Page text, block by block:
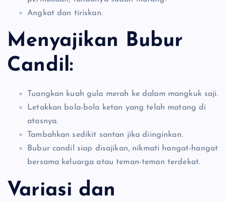
Angkat dan tiriskan.
Menyajikan Bubur
Candil:
Tuangkan kuah gula merah ke dalam mangkuk saji.
Letakkan bola-bola ketan yang telah matang di
atasnya.
Tambahkan sedikit santan jika diinginkan.
Bubur candil siap disajikan, nikmati hangat-hangat
bersama keluarga atau teman-teman terdekat.
Variasi dan